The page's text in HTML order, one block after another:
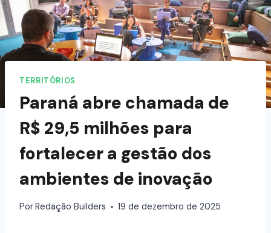
TERRITÓRIOS
Paraná abre chamada de
R$ 29,5 milhões para
fortalecer a gestão dos
ambientes de inovação
PorRedação Builders 19 de dezembro de 2025